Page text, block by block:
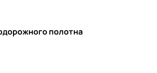
полотна